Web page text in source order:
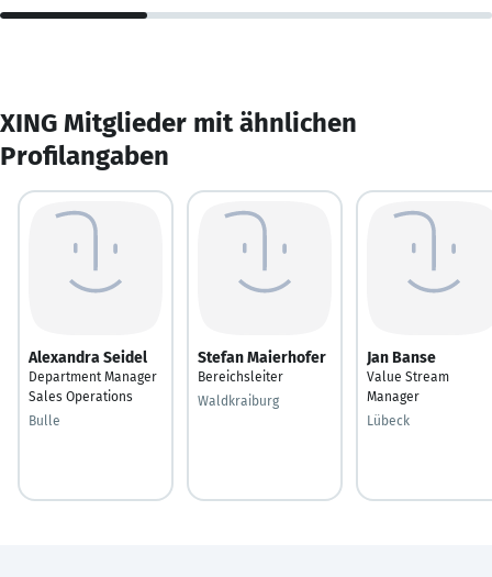
XING Mitglieder mit ähnlichen
Profilangaben
Alexandra Seidel
Department Manager
Sales Operations
Bulle
Stefan Maierhofer
Bereichsleiter
Waldkraiburg
Jan Banse
Value Stream
Manager
Lübeck